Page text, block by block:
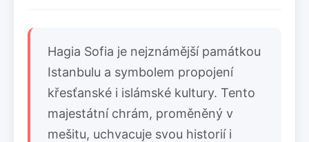
Hagia Sofia je nejznámější památkou
Istanbulu a symbolem propojení
křesťanské i islámské kultury. Tento
majestátní chrám, proměněný v
mešitu, uchvacuje svou historií i